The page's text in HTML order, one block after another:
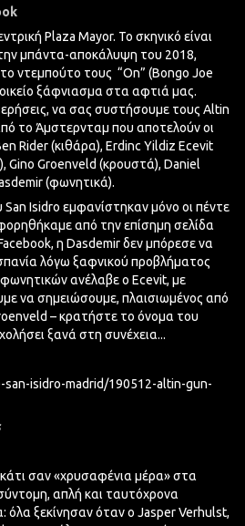
Plaza Mayor. Το σκηνικό είναι
μπάντα-αποκάλυψη του 2018,
ντεμπούτο τους “On” (Bongo Joe
ξάφνιασμα στα αφτιά μας.
να σας συστήσουμε τους Altin
το Άμστερνταμ που αποτελούν οι
Rider (κιθάρα), Erdinc Yildiz Ecevit
Gino Groenveld (κρουστά), Daniel
(φωνητικά).
Isidro εμφανίστηκαν μόνο οι πέντε
από την επίσημη σελίδα
η Dasdemir δεν μπόρεσε να
λόγω ξαφνικού προβλήματος
ανέλαβε ο Ecevit, με
να σημειώσουμε, πλαισιωμένος από
– κρατήστε το όνομα του
ξανά στη συνέχεια...
σαν «χρυσαφένια μέρα» στα
απλή και ταυτόχρονα
όλα ξεκίνησαν όταν ο Jasper Verhulst,